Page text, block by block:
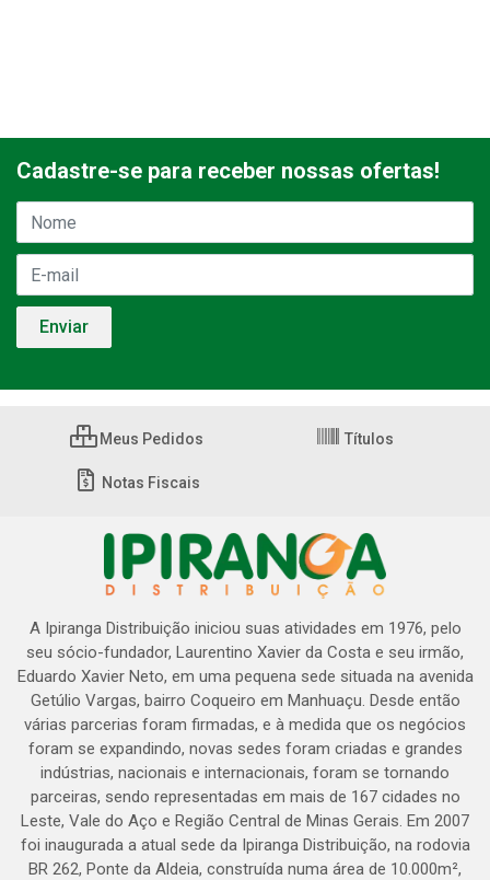
Cadastre-se para receber nossas ofertas!
Meus Pedidos Títulos
Notas Fiscais
A Ipiranga Distribuição iniciou suas atividades em 1976, pelo
seu sócio-fundador, Laurentino Xavier da Costa e seu irmão,
Eduardo Xavier Neto, em uma pequena sede situada na avenida
Getúlio Vargas, bairro Coqueiro em Manhuaçu. Desde então
várias parcerias foram firmadas, e à medida que os negócios
foram se expandindo, novas sedes foram criadas e grandes
indústrias, nacionais e internacionais, foram se tornando
parceiras, sendo representadas em mais de 167 cidades no
Leste, Vale do Aço e Região Central de Minas Gerais. Em 2007
foi inaugurada a atual sede da Ipiranga Distribuição, na rodovia
BR 262, Ponte da Aldeia, construída numa área de 10.000m²,